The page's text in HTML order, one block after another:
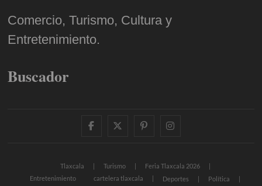
Comercio, Turismo, Cultura y
Entretenimiento.
Buscador
facebooktwitter
pinterestinstagram
Tlaxcala Turismo
Feria Tlaxcala 2026
Entretenimiento
cartelera tlaxcala Deportes Política